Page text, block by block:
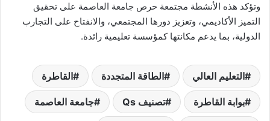
وتؤكد هذه الأنشطة مجتمعة حرص جامعة العاصمة على تحقيق
التميز الأكاديمي، وتعزيز دورها المجتمعي، والانفتاح على التجارب
الدولية، بما يدعم مكانتها كمؤسسة تعليمية رائدة.
التعليم العالي الطاقة المتجددة القاطرة
بوابة القاطرة تصنيف Qs جامعة العاصمة